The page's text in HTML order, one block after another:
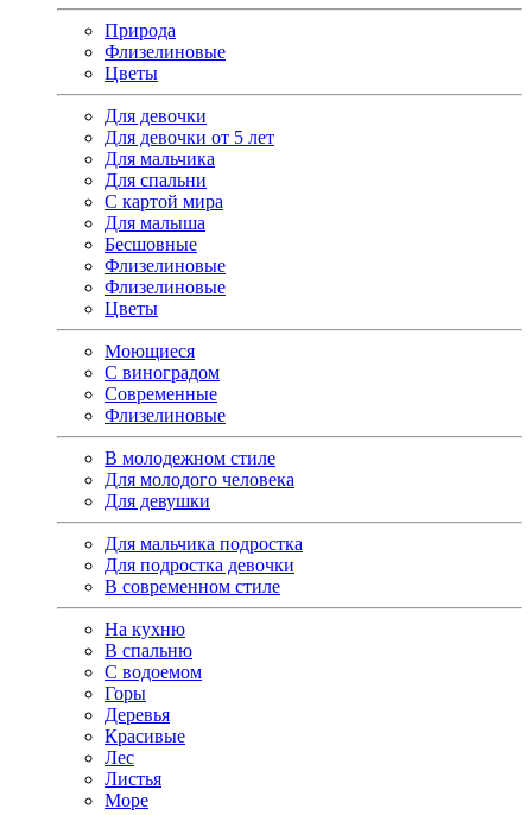
Природа
Флизелиновые
Цветы
Для девочки
Для девочки от 5 лет
Для мальчика
Для спальни
С картой мира
Для малыша
Бесшовные
Флизелиновые
Флизелиновые
Цветы
Моющиеся
С виноградом
Современные
Флизелиновые
В молодежном стиле
Для молодого человека
Для девушки
Для мальчика подростка
Для подростка девочки
В современном стиле
На кухню
В спальню
С водоемом
Горы
Деревья
Красивые
Лес
Листья
Море